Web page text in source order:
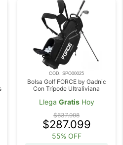
COD. SPO00025
Bolsa Golf FORCE by Gadnic
Con Trípode Ultraliviana
Llega GratisHoy
$637.998
$287.099
55% OFF